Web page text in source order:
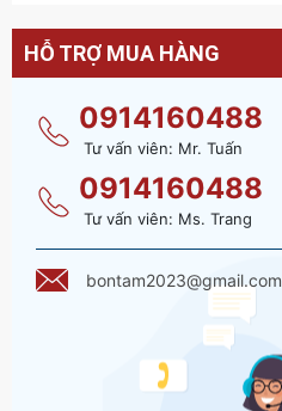
HỖ TRỢ MUA HÀNG
0914160488
Tư vấn viên: Mr. Tuấn
0914160488
Tư vấn viên: Ms. Trang
bontam2023@gmail.com